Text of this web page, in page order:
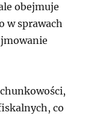
obejmuje
w sprawach
co